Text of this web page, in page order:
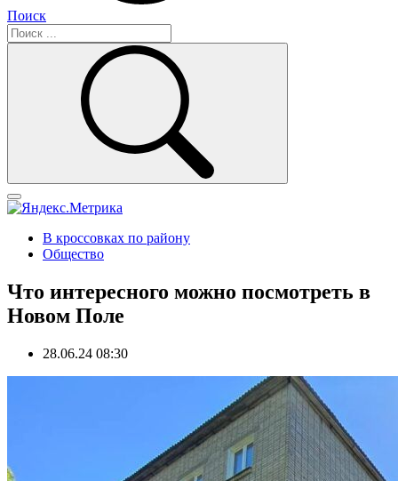
Поиск
В кроссовках по району
Общество
Что интересного можно посмотреть в
Новом Поле
28.06.24 08:30